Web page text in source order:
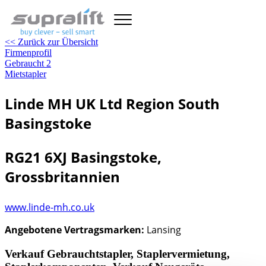
<< Zurück zur Übersicht
Firmenprofil
Gebraucht 2
Mietstapler
Linde MH UK Ltd Region South
Basingstoke
RG21 6XJ Basingstoke,
Grossbritannien
www.linde-mh.co.uk
Angebotene Vertragsmarken: Lansing
Verkauf Gebrauchtstapler, Staplervermietung,